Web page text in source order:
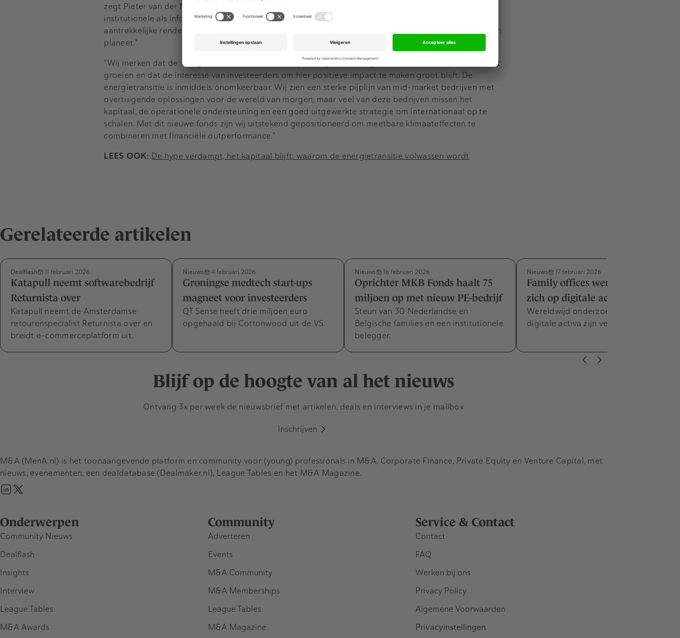
zegt Pieter van der Meer, Founder en Managing Partner. "De enorme belangstelling van zowel
institutionele als informele investeerders is een duidelijke bevestiging van onze missie om
aantrekkelijke rendementen te realiseren en tegelijkertijd bij te dragen aan de gezondheid van mens en
planeet."
"Wij merken dat de vraag naar duurzame klimaatoplossingen en energie-efficiëntie onverminderd blijft
groeien en dat de interesse van investeerders om hier positieve impact te maken groot blijft. De
energietransitie is inmiddels onomkeerbaar. Wij zien een sterke pijplijn van mid-market bedrijven met
overtuigende oplossingen voor de wereld van morgen, maar veel van deze bedrijven missen het
kapitaal, de operationele ondersteuning en een goed uitgewerkte strategie om internationaal op te
schalen. Met dit nieuwe fonds zijn wij uitstekend gepositioneerd om meetbare klimaateffecten te
combineren met financiële outperformance.”
LEES OOK: De hype verdampt, het kapitaal blijft: waarom de energietransitie volwassen wordt
Gerelateerde artikelen
Dealflash 11 februari 2026
Katapull neemt softwarebedrijf
Returnista over
Katapull neemt de Amsterdamse
retourenspecialist Returnista over en
breidt e-commerceplatform uit.
Nieuws 4 februari 2026
Groningse medtech start-ups
magneet voor investeerders
QT Sense heeft drie miljoen euro
opgehaald bij Cottonwood uit de VS.
Nieuws 16 februari 2026
Oprichter MKB Fonds haalt 75
miljoen op met nieuw PE-bedrijf
Steun van 30 Nederlandse en
Belgische families en een institutionele
belegger.
Nieuws 17 februari 2026
Family offices wereldwijd storten
zich op digitale activa
Wereldwijd onderzoek laat zien dat
digitale activa zijn vervijfvoudigd.
Blijf op de hoogte van al het nieuws
Ontvang 3x per week de nieuwsbrief met artikelen, deals en interviews in je mailbox
Inschrijven
Onderwerpen
Community Nieuws
Dealflash
Insights
Interview
League Tables
M&A Awards
Community
Adverteren
Events
M&A Community
M&A Memberships
League Tables
M&A Magazine
Service & Contact
Contact
FAQ
Werken bij ons
Privacy Policy
Algemene Voorwaarden
Privacyinstellingen
M&A (MenA.nl) is het toonaangevende platform en community voor (young) professionals in M&A, Corporate Finance, Private Equity en Venture Capital, met
nieuws, evenementen, een dealdatabase (Dealmaker.nl), League Tables en het M&A Magazine.